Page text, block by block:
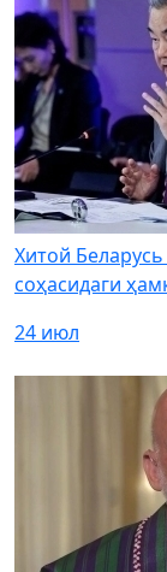
Хитой
соҳасидаги
24 июл